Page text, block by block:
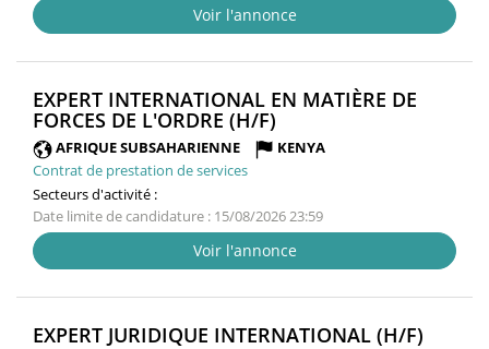
Voir l'annonce
EXPERT INTERNATIONAL EN MATIÈRE DE
FORCES DE L'ORDRE (H/F)
FENÊTRE)
AFRIQUE SUBSAHARIENNE
KENYA
Contrat de prestation de services
Secteurs d'activité :
Date limite de candidature : 15/08/2026 23:59
Voir l'annonce
EXPERT JURIDIQUE INTERNATIONAL (H/F)